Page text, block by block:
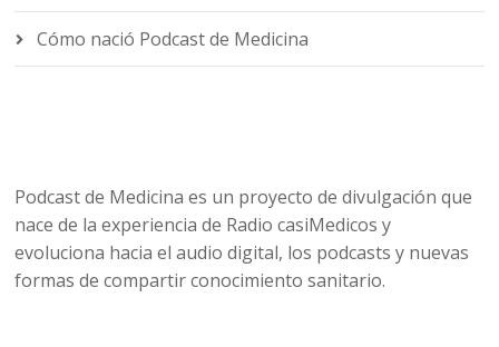
Cómo nació Podcast de Medicina
Podcast de Medicina es un proyecto de divulgación que
nace de la experiencia de Radio casiMedicos y
evoluciona hacia el audio digital, los podcasts y nuevas
formas de compartir conocimiento sanitario.